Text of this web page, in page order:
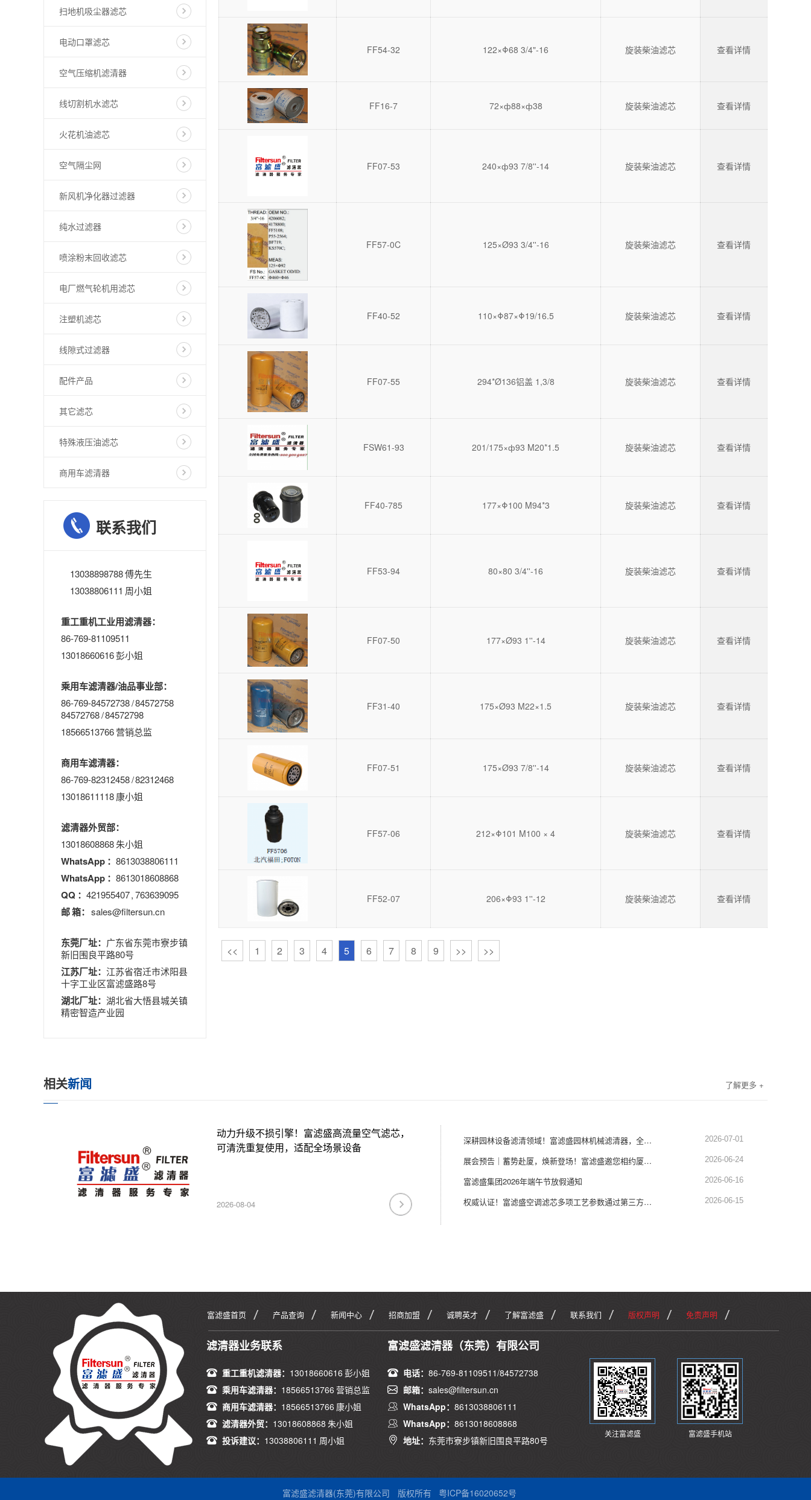
扫地机吸尘器滤芯
电动口罩滤芯
空气压缩机滤清器
线切割机水滤芯
火花机油滤芯
空气隔尘网
新风机净化器过滤器
纯水过滤器
喷涂粉末回收滤芯
电厂燃气轮机用滤芯
注塑机滤芯
线隙式过滤器
配件产品
其它滤芯
特殊液压油滤芯
商用车滤清器
联系我们
13038898788 傅先生
13038806111 周小姐
重工重机工业用滤清器：
86-769-81109511
13018660616 彭小姐
乘用车滤清器/油品事业部：
86-769-84572738 / 84572758
84572768 / 84572798
18566513766 营销总监
商用车滤清器：
86-769-82312458 / 82312468
13018611118 康小姐
滤清器外贸部：
13018608868 朱小姐
WhatsApp ： 8613038806111
WhatsApp ： 8613018608868
QQ ： 421955407 , 763639095
邮 箱： sales@filtersun.cn
东莞厂址： 广东省东莞市寮步镇
新旧围良平路80号
江苏厂址： 江苏省宿迁市沭阳县
十字工业区富滤盛路8号
湖北厂址： 湖北省大悟县城关镇
精密智造产业园
FF54-32 122×Φ68 3/4"-16 旋装柴油滤芯 查看详情
FF16-7 72×ф88×ф38 旋装柴油滤芯 查看详情
FF07-53 240×ф93 7/8''-14 旋装柴油滤芯 查看详情
FF57-0C 125×Ø93 3/4''-16 旋装柴油滤芯 查看详情
FF40-52 110×Φ87×Φ19/16.5 旋装柴油滤芯 查看详情
FF07-55 294*Ø136铝盖 1,3/8 旋装柴油滤芯 查看详情
FSW61-93 201/175×ф93 M20*1.5 旋装柴油滤芯 查看详情
FF40-785 177×Φ100 M94*3 旋装柴油滤芯 查看详情
FF53-94 80×80 3/4''-16 旋装柴油滤芯 查看详情
FF07-50 177×Ø93 1''-14 旋装柴油滤芯 查看详情
FF31-40 175×Ø93 M22×1.5 旋装柴油滤芯 查看详情
FF07-51 175×Ø93 7/8''-14 旋装柴油滤芯 查看详情
FF57-06 212×Φ101 M100 × 4 旋装柴油滤芯 查看详情
FF52-07 206×Φ93 1''-12 旋装柴油滤芯 查看详情
<< 1 2 3 4 5 6 7 8 9 >> >>
相关新闻 了解更多 +
动力升级不损引擎！富滤盛高流量空气滤芯，
可清洗重复使用，适配全场景设备
2026-08-04
深耕园林设备滤清领域！富滤盛园林机械滤清器，全品类适配，品质硬核靠谱 2026-07-01
展会预告｜蓄势赴厦，焕新登场！富滤盛邀您相约厦门工程机械展1451-1452展位 2026-06-24
富滤盛集团2026年端午节放假通知 2026-06-16
权威认证！富滤盛空调滤芯多项工艺参数通过第三方严苛检测，品质再获硬核背书 2026-06-15
富滤盛首页 产品查询 新闻中心 招商加盟 诚聘英才 了解富滤盛 联系我们 版权声明 免责声明
滤清器业务联系
重工重机滤清器： 13018660616 彭小姐
乘用车滤清器： 18566513766 营销总监
商用车滤清器： 18566513766 康小姐
滤清器外贸： 13018608868 朱小姐
投诉建议： 13038806111 周小姐
富滤盛滤清器（东莞）有限公司
电话： 86-769-81109511/84572738
邮箱： sales@filtersun.cn
WhatsApp： 8613038806111
WhatsApp： 8613018608868
地址： 东莞市寮步镇新旧围良平路80号
关注富滤盛 富滤盛手机站
富滤盛滤清器(东莞)有限公司 版权所有 粤ICP备16020652号